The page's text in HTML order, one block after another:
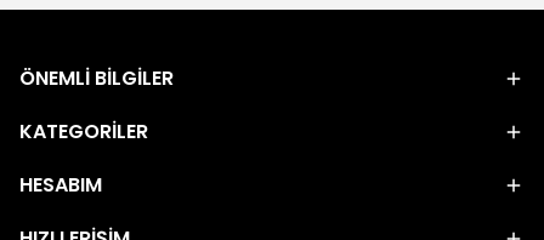
ÖNEMLİ BİLGİLER
KATEGORİLER
HESABIM